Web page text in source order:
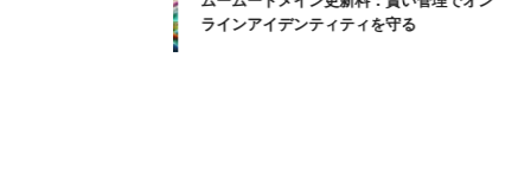
ラインアイデンティティを守る